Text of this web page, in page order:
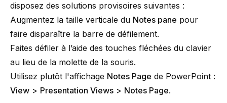
disposez des solutions provisoires suivantes :
Augmentez la taille verticale du Notes pane pour
faire disparaître la barre de défilement.
Faites défiler à l’aide des touches fléchées du clavier
au lieu de la molette de la souris.
Utilisez plutôt l'affichage Notes Page de PowerPoint :
View > Presentation Views > Notes Page.